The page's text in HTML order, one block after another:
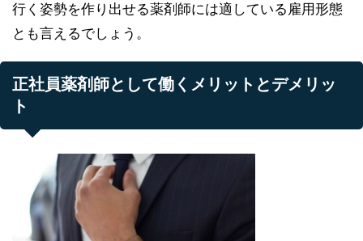
行く姿勢を作り出せる薬剤師には適している雇用形態
とも言えるでしょう。
正社員薬剤師として働くメリットとデメリッ
ト